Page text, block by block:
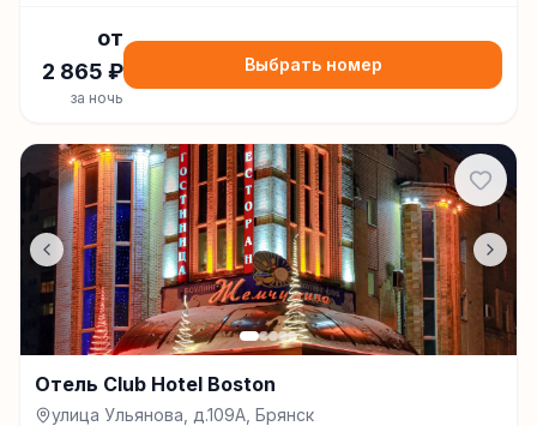
от
2 865 ₽
за ночь
Выбрать номер
Отель Club Hotel Boston
улица Ульянова, д.109А, Брянск